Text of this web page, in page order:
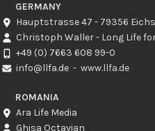
GERMANY
Hauptstrasse 47 - 79356
Christoph Waller - Long Life
+49 (0) 7663 608 99-0
info@llfa.de - www.llfa.de
ROMANIA
Ara Life Media
Ghisa Octavian